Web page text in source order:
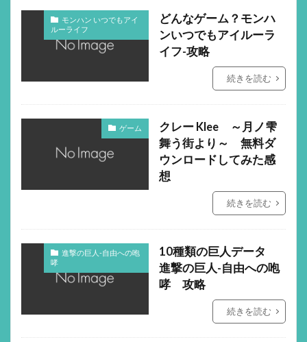
モンハン いつでもアイ
ルーライフ
どんなゲーム？モンハ
ンいつでもアイルーラ
イフ-攻略
続きを読む
ゲーム
クレー Klee ～月ノ雫
舞う街より～ 無料ダ
ウンロードしてみた感
想
続きを読む
進撃の巨人-自由への咆
哮
10種類の巨人データ
進撃の巨人-自由への咆
哮 攻略
続きを読む